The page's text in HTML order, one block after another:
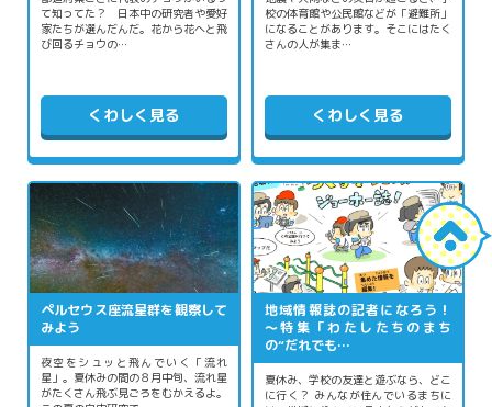
て知ってた？ 日本中の研究者や愛好
家たちが選んだんだ。花から花へと飛
び回るチョウの…
くわしく見る
校の体育館や公民館などが「避難所」
になることがあります。そこにはたく
さんの人が集ま…
くわしく見る
ペルセウス座流星群を観察して
みよう
夜空をシュッと飛んでいく「流れ
星」。夏休みの間の８月中旬、流れ星
がたくさん飛ぶ見ごろをむかえるよ。
地域情報誌の記者になろう！
～特集「わたしたちのまち
の“だれでも…
夏休み、学校の友達と遊ぶなら、どこ
に行く？ みんなが住んでいるまちに